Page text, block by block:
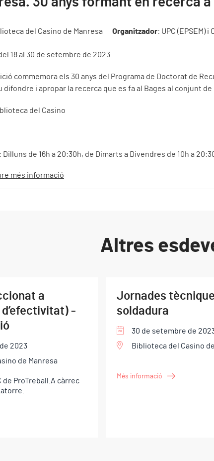
del Casino de Manresa Organitzador: UPC (EPSEM)
18 al 30 de setembre de 2023
commemora els 30 anys del Programa de Doctorat de
difondre i apropar la recerca que es fa al Bages al conjunt de
del Casino
Dilluns de 16h a 20:30h, de Dimarts a Divendres de 10h a
més informació
Altres
a
d’efectivitat) -
2023
de Manresa
de ProTreball.A càrrec
Jornades
soldadura
30 de setembre de
Biblioteca del Casino
Més informació